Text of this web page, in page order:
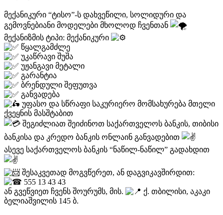
მექანიკური “ტისო”-ს დახვეწილი, სოლიდური და
გემოვნებიანი მოდელები მხოლოდ ჩვენთან
მექანიზმის ტიპი: მექანიკური
წყალგამძლე
უკაწრავი შუშა
უჟანგავი მეტალი
გარანტია
ბრენდული შეფუთვა
განვადება
უფასო და სწრაფი საკურიერო მომსახურება მთელი
ქვეყნის მასშტაბით
შეგიძლიათ შეიძინოთ საქართველოს ბანკის, თიბისი
ბანკისა და კრედო ბანკის ონლაინ განვადებით
ასევე საქართველოს ბანკის “ნაწილ-ნაწილ” გადახდით
შესაკვეთად მოგვწერეთ, ან დაგვიკავშირდით:
555 13 43 43
ან გვეწვიეთ ჩვენს შოურუმს, მის.
ქ. თბილისი, აკაკი
ბელიაშვილის 145 ბ.